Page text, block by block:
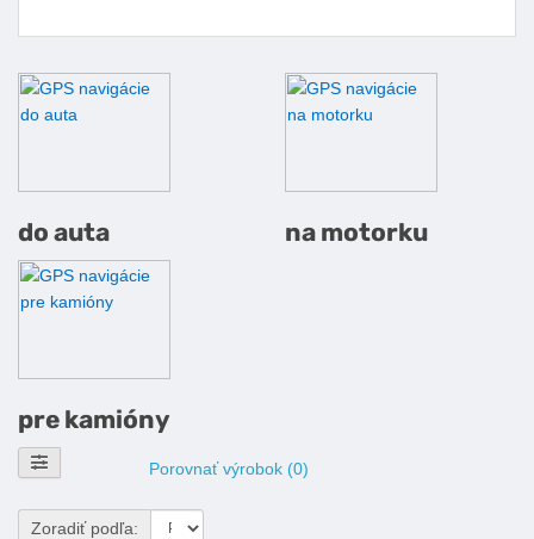
Podkategórie GPS navigácie
do auta na motorku
pre kamióny
Zobraziť filtre Porovnať výrobok (0)
Zoradiť podľa: